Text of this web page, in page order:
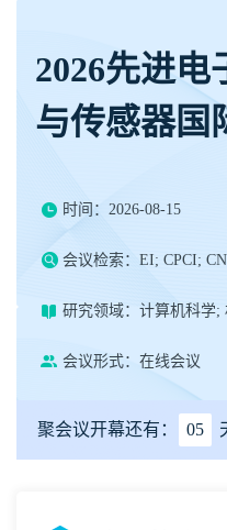
2026先进电
与传感器国
时间：2026-08-15
会议检索：EI; CPCI;
研究领域：计算机科学;
会议形式：在线会议
聚会议开幕还有： 05